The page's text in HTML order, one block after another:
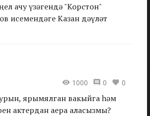
ачу үзәгендә "Корстон"
исемендәге Казан дәүләт
1000 0 0
ярымялган вакыйга һәм
актердан аера аласызмы?